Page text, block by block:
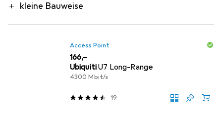
kleine Bauweise
Access Point
EUR
166,–
UbiquitiU7 Long-Range
4300 Mbit/s
19